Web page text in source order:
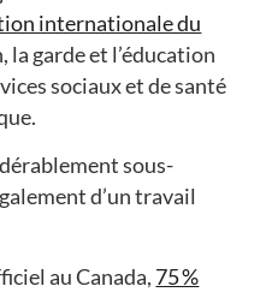
internationale du
la garde et l’éducation
sociaux et de santé
sous-
d’un travail
au Canada, 75 %